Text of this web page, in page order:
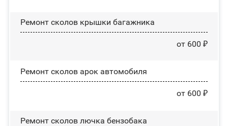
Ремонт сколов крышки багажника
от 600 ₽
Ремонт сколов арок автомобиля
от 600 ₽
Ремонт сколов лючка бензобака